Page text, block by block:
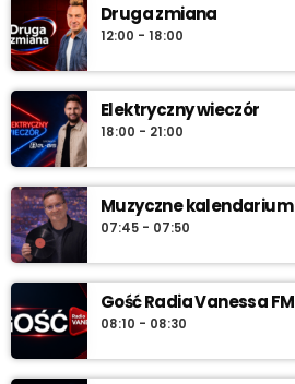
Druga zmiana
12:00 - 18:00
Elektryczny wieczór
18:00 - 21:00
Muzyczne kalendarium
07:45 - 07:50
Gość Radia Vanessa FM
08:10 - 08:30